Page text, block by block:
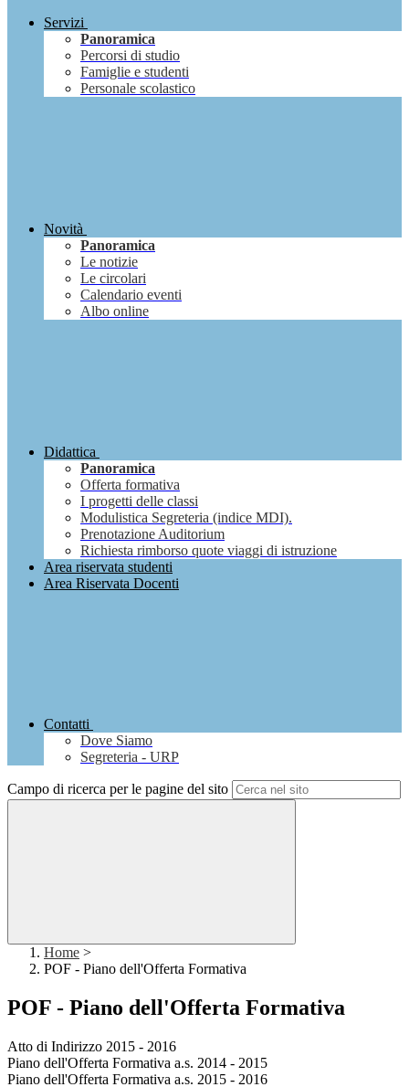
Servizi
Panoramica
Percorsi di studio
Famiglie e studenti
Personale scolastico
Novità
Panoramica
Le notizie
Le circolari
Calendario eventi
Albo online
Didattica
Panoramica
Offerta formativa
I progetti delle classi
Modulistica Segreteria (indice MDI).
Prenotazione Auditorium
Richiesta rimborso quote viaggi di istruzione
Area riservata studenti
Area Riservata Docenti
Contatti
Dove Siamo
Segreteria - URP
Campo di ricerca per le pagine del sito
Home >
POF - Piano dell'Offerta Formativa
POF - Piano dell'Offerta Formativa
Atto di Indirizzo 2015 - 2016
Piano dell'Offerta Formativa a.s. 2014 - 2015
Piano dell'Offerta Formativa a.s. 2015 - 2016